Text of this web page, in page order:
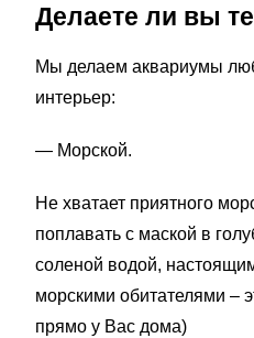
Делаете ли вы
Мы делаем аквариумы
интерьер:
— Морской.
Не хватает приятного
поплавать с маской в
соленой водой,
морскими обитателями –
прямо у Вас дома)